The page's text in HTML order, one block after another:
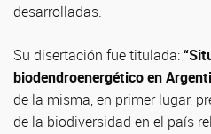
desarrolladas.
Su disertación fue titulada:
biodendroenergético en
de la misma, en primer lugar,
de la biodiversidad en el país